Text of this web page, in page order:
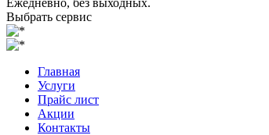
Ежедневно, без выходных.
Выбрать сервис
Главная
Услуги
Прайс лист
Акции
Контакты